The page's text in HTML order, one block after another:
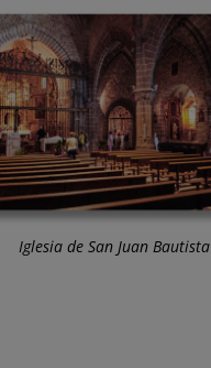
Iglesia de San Juan Bautista